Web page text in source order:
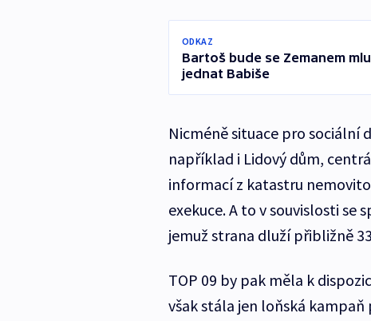
ODKAZ
Bartoš bude se Zemanem
jednat Babiše
Nicméně situace pro sociální
například i Lidový dům,
informací z katastru
exekuce. A to v souvislosti se
jemuž strana dluží přibližně
TOP 09 by pak měla k
však stála jen loňská